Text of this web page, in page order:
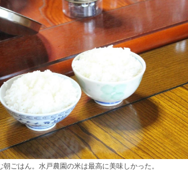
ごはん。水戸農園の米は最高に美味しかった。